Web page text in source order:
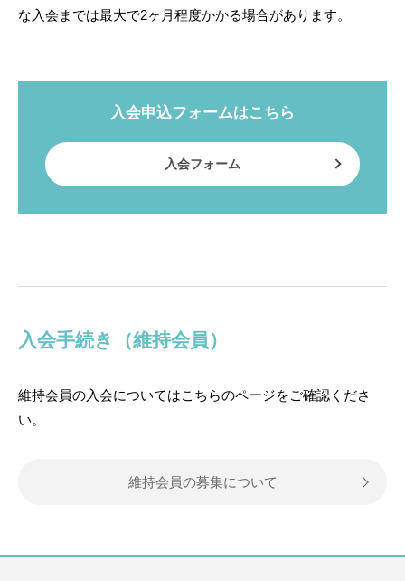
な入会までは最大で2ヶ月程度かかる場合があります。
入会申込フォームはこちら
入会フォーム
入会手続き（維持会員）
維持会員の入会についてはこちらのページをご確認くださ
い。
維持会員の募集について